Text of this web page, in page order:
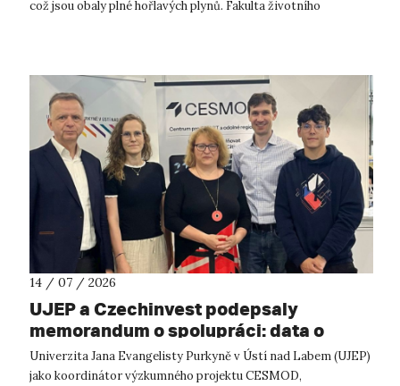
což jsou obaly plné hořlavých plynů. Fakulta životního
14 / 07 / 2026
UJEP a Czechinvest podepsaly
memorandum o spolupráci: data o
podnikatelském prostředí posílí
výzkum CESMOD
Univerzita Jana Evangelisty Purkyně v Ústí nad Labem (UJEP)
jako koordinátor výzkumného projektu CESMOD,